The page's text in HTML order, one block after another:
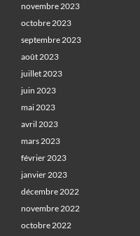
novembre 2023
octobre 2023
septembre 2023
août 2023
juillet 2023
juin 2023
mai 2023
avril 2023
mars 2023
février 2023
janvier 2023
décembre 2022
novembre 2022
octobre 2022